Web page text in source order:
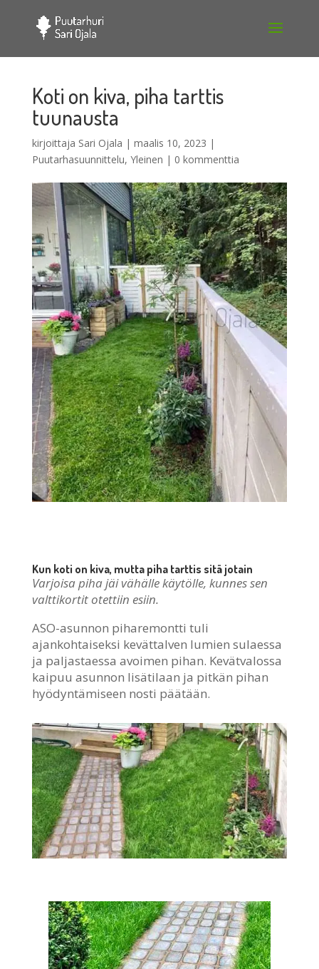
Koti on kiva, piha tarttis
tuunausta
kirjoittaja Sari Ojala | maalis 10, 2023 |
Puutarhasuunnittelu, Yleinen | 0 kommenttia
Kun koti on kiva, mutta piha tarttis sitä jotain
Varjoisa piha jäi vähälle käytölle, kunnes sen
valttikortit otettiin esiin.
ASO-asunnon piharemontti tuli
ajankohtaiseksi kevättalven lumien sulaessa
ja paljastaessa avoimen pihan. Kevätvalossa
kaipuu asunnon lisätilaan ja pitkän pihan
hyödyntämiseen nosti päätään.